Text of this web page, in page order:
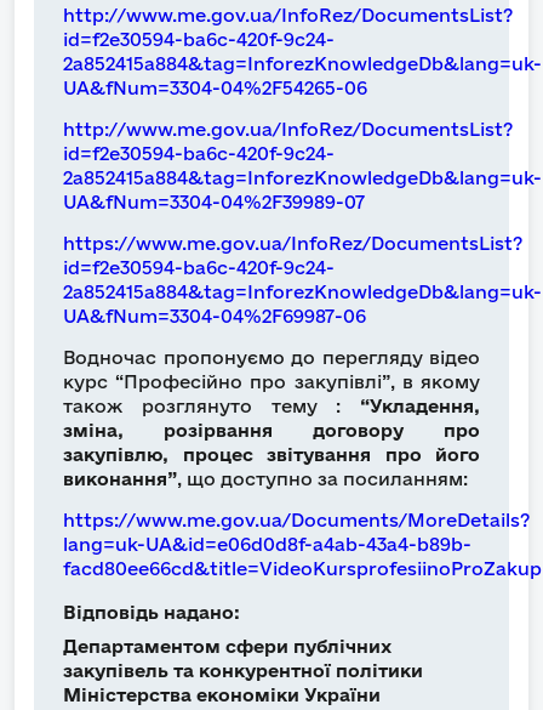
http://www.me.gov.ua/InfoRez/DocumentsList?
id=f2e30594-ba6c-420f-9c24-
2a852415a884&tag=InforezKnowledgeDb&lang=uk-
UA&fNum=3304-04%2F54265-06
http://www.me.gov.ua/InfoRez/DocumentsList?
id=f2e30594-ba6c-420f-9c24-
2a852415a884&tag=InforezKnowledgeDb&lang=uk-
UA&fNum=3304-04%2F39989-07
https://www.me.gov.ua/InfoRez/DocumentsList?
id=f2e30594-ba6c-420f-9c24-
2a852415a884&tag=InforezKnowledgeDb&lang=uk-
UA&fNum=3304-04%2F69987-06
Водночас пропонуємо до перегляду відео
курс “Професійно про закупівлі”, в якому
також розглянуто тему : “Укладення,
зміна, розірвання договору про
закупівлю, процес звітування про його
виконання”, що доступно за посиланням:
https://www.me.gov.ua/Documents/MoreDetails?
lang=uk-UA&id=e06d0d8f-a4ab-43a4-b89b-
Відповідь надано:
Департаментом сфери публічних
закупівель та конкурентної політики
Міністерства економіки України